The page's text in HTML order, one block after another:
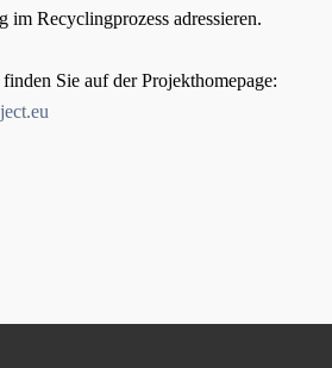
Recyclingprozess adressieren.
Sie auf der Projekthomepage: